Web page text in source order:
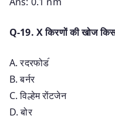
Q-19. X किरणों की खोज
A. रदरफोड॔
B. बर्नर
C. विल्हेम रोंटजेन
D. बोर